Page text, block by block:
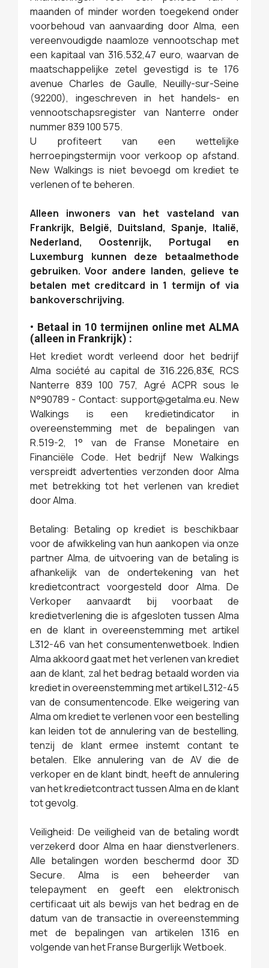
maanden of minder worden toegekend onder
voorbehoud van aanvaarding door Alma, een
vereenvoudigde naamloze vennootschap met
een kapitaal van 316.532,47 euro, waarvan de
maatschappelijke zetel gevestigd is te 176
avenue Charles de Gaulle, Neuilly-sur-Seine
(92200), ingeschreven in het handels- en
vennootschapsregister van Nanterre onder
nummer 839 100 575.
U profiteert van een wettelijke
herroepingstermijn voor verkoop op afstand.
New Walkings is niet bevoegd om krediet te
verlenen of te beheren.
Alleen inwoners van het vasteland van
Frankrijk, België, Duitsland, Spanje, Italië,
Nederland, Oostenrijk, Portugal en
Luxemburg kunnen deze betaalmethode
gebruiken. Voor andere landen, gelieve te
betalen met creditcard in 1 termijn of via
bankoverschrijving.
• Betaal in 10 termijnen online met ALMA
(alleen in Frankrijk) :
Het krediet wordt verleend door het bedrijf
Alma société au capital de 316.226,83€, RCS
Nanterre 839 100 757, Agré ACPR sous le
N°90789 - Contact: support@getalma.eu. New
Walkings is een kredietindicator in
overeenstemming met de bepalingen van
R.519-2, 1° van de Franse Monetaire en
Financiële Code. Het bedrijf New Walkings
verspreidt advertenties verzonden door Alma
met betrekking tot het verlenen van krediet
door Alma.
Betaling: Betaling op krediet is beschikbaar
voor de afwikkeling van hun aankopen via onze
partner Alma, de uitvoering van de betaling is
afhankelijk van de ondertekening van het
kredietcontract voorgesteld door Alma. De
Verkoper aanvaardt bij voorbaat de
kredietverlening die is afgesloten tussen Alma
en de klant in overeenstemming met artikel
L312-46 van het consumentenwetboek. Indien
Alma akkoord gaat met het verlenen van krediet
aan de klant, zal het bedrag betaald worden via
krediet in overeenstemming met artikel L312-45
van de consumentencode. Elke weigering van
Alma om krediet te verlenen voor een bestelling
kan leiden tot de annulering van de bestelling,
tenzij de klant ermee instemt contant te
betalen. Elke annulering van de AV die de
verkoper en de klant bindt, heeft de annulering
van het kredietcontract tussen Alma en de klant
tot gevolg.
Veiligheid: De veiligheid van de betaling wordt
verzekerd door Alma en haar dienstverleners.
Alle betalingen worden beschermd door 3D
Secure. Alma is een beheerder van
telepayment en geeft een elektronisch
certificaat uit als bewijs van het bedrag en de
datum van de transactie in overeenstemming
met de bepalingen van artikelen 1316 en
volgende van het Franse Burgerlijk Wetboek.